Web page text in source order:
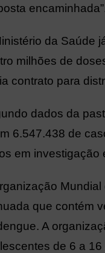
da Saúde
milhões de
contrato para
dados da
6.547.438 de
em investigação
que contém
A
de 6 a